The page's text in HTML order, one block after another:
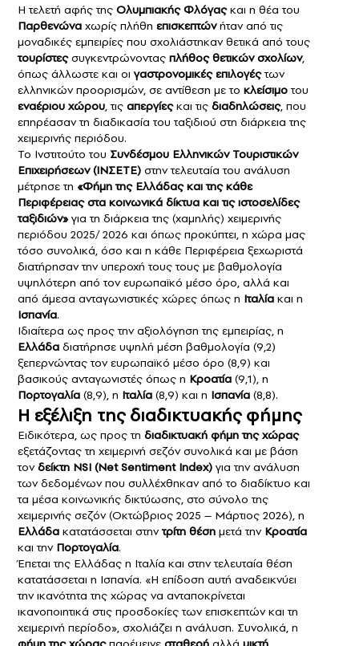
Η τελετή αφής της Ολυμπιακής Φλόγαςκαι η θέα του
Παρθενώνα χωρίς πλήθη επισκεπτώνήταν από τις
μοναδικές εμπειρίες που σχολιάστηκαν θετικά από τους
τουρίστες συγκεντρώνοντας πλήθος θετικών σχολίων,
όπως άλλωστε και οι γαστρονομικές επιλογέςτων
ελληνικών προορισμών, σε αντίθεση με το κλείσιμοτου
εναέριου χώρου, τις απεργίεςκαι τις διαδηλώσεις, που
επηρέασαν τη διαδικασία του ταξιδιού στη διάρκεια της
χειμερινής περιόδου.
Το Ινστιτούτο του Συνδέσμου Ελληνικών Τουριστικών
Επιχειρήσεων (ΙΝΣΕΤΕ) στην τελευταία του ανάλυση
μέτρησε τη «Φήμη της Ελλάδας και της κάθε
Περιφέρειας στα κοινωνικά δίκτυα και τις ιστοσελίδες
ταξιδιών» για τη διάρκεια της (χαμηλής) χειμερινής
περιόδου 2025/ 2026 και όπως προκύπτει, η χώρα μας
τόσο συνολικά, όσο και η κάθε Περιφέρεια ξεχωριστά
διατήρησαν την υπεροχή τους τους με βαθμολογία
υψηλότερη από τον ευρωπαϊκό μέσο όρο, αλλά και
από άμεσα ανταγωνιστικές χώρες όπως η Ιταλία και η
Ισπανία.
Ιδιαίτερα ως προς την αξιολόγηση της εμπειρίας, η
Ελλάδα διατήρησε υψηλή μέση βαθμολογία (9,2)
ξεπερνώντας τον ευρωπαϊκό μέσο όρο (8,9) και
βασικούς ανταγωνιστές όπως η Κροατία (9,1), η
Πορτογαλία (8,9), η Ιταλία (8,9) και η Ισπανία (8,8).
Η εξέλιξη της διαδικτυακής φήμης
Ειδικότερα, ως προς τη διαδικτυακή φήμη της χώρας
εξετάζοντας τη χειμερινή σεζόν συνολικά και με βάση
τονδείκτη NSI (Νet Sentiment Index) για την ανάλυση
των δεδομένων που συλλέχθηκαν από το διαδίκτυο και
τα μέσα κοινωνικής δικτύωσης, στο σύνολο της
χειμερινής σεζόν (Οκτώβριος 2025 – Μάρτιος 2026), η
Ελλάδα κατατάσσεται στηντρίτη θέση μετά την Κροατία
και την Πορτογαλία.
Έπεται της Ελλάδας η Ιταλία και στην τελευταία θέση
κατατάσσεται η Ισπανία. «Η επίδοση αυτή αναδεικνύει
την ικανότητα της χώρας να ανταποκρίνεται
ικανοποιητικά στις προσδοκίες των επισκεπτών και τη
χειμερινή περίοδο», σχολιάζει η ανάλυση. Συνολικά, η